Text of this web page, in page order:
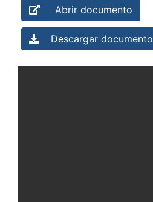
Abrir documento
Descargar documento